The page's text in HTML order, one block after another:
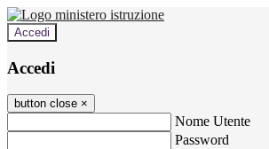
Accedi
Accedi
button close ×
Nome Utente
Password